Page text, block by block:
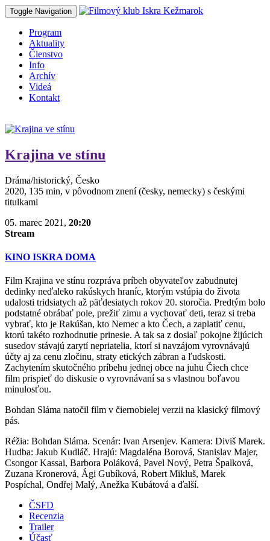
Toggle Navigation
Program
Aktuality
Členstvo
Info
Archív
Videá
Kontakt
Krajina ve stínu
Dráma/historický, Česko
2020, 135 min, v pôvodnom znení (česky, nemecky) s českými
titulkami
05. marec 2021, 20:20
Stream
KINO ISKRA DOMA
Film Krajina ve stínu rozpráva príbeh obyvateľov zabudnutej
dedinky neďaleko rakúskych hraníc, ktorým vstúpia do života
udalosti tridsiatych až päťdesiatych rokov 20. storočia. Predtým bolo
podstatné obrábať pole, prežiť zimu a vychovať deti, teraz si treba
vybrať, kto je Rakúšan, kto Nemec a kto Čech, a zaplatiť cenu,
ktorú takéto rozhodnutie prinesie. A tak sa z dosiaľ pokojne žijúcich
susedov stávajú zarytí nepriatelia, ktorí si navzájom vyrovnávajú
účty aj za cenu zločinu, straty etických zábran a ľudskosti.
Zachytením skutočného príbehu jednej obce na juhu Čiech chce
film prispieť do diskusie o vyrovnávaní sa s vlastnou boľavou
minulosťou.
Bohdan Sláma natočil film v čiernobielej verzii na klasický filmový
pás.
Réžia: Bohdan Sláma. Scenár: Ivan Arsenjev. Kamera: Diviš Marek.
Hudba: Jakub Kudláč. Hrajú: Magdaléna Borová, Stanislav Majer,
Csongor Kassai, Barbora Poláková, Pavel Nový, Petra Špalková,
Zuzana Kronerová, Ági Gubíková, Robert Mikluš, Marek
Pospíchal, Ondřej Malý, Anežka Kubátová a ďalší.
ČSFD
Recenzia
Trailer
Účasť